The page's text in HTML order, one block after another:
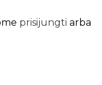
prisijungti arba